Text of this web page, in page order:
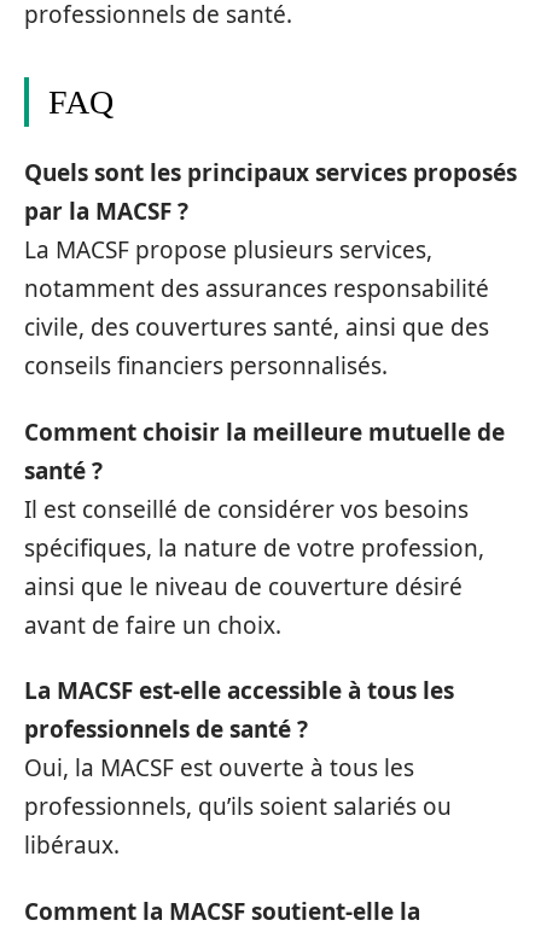
professionnels de santé.
FAQ
Quels sont les principaux services proposés
par la MACSF ?
La MACSF propose plusieurs services,
notamment des assurances responsabilité
civile, des couvertures santé, ainsi que des
conseils financiers personnalisés.
Comment choisir la meilleure mutuelle de
santé ?
Il est conseillé de considérer vos besoins
spécifiques, la nature de votre profession,
ainsi que le niveau de couverture désiré
avant de faire un choix.
La MACSF est-elle accessible à tous les
professionnels de santé ?
Oui, la MACSF est ouverte à tous les
professionnels, qu’ils soient salariés ou
libéraux.
Comment la MACSF soutient-elle la